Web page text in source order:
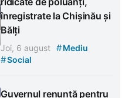
înregistrate la Chișinău și
Bălți
Joi, 6 august #Mediu
#Social
Guvernul renunță pentru